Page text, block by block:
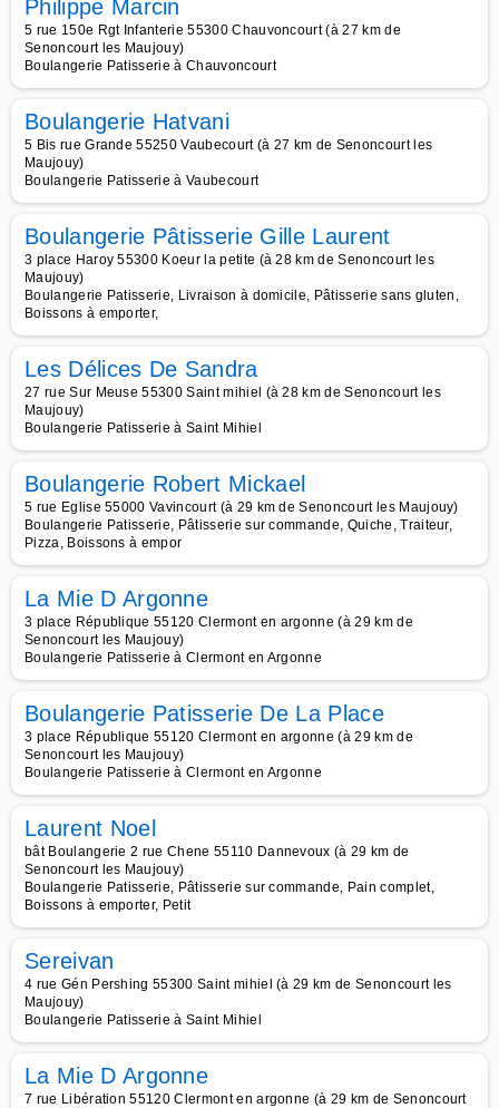
Philippe Marcin
5 rue 150e Rgt Infanterie 55300 Chauvoncourt (à 27 km de
Senoncourt les Maujouy)
Boulangerie Patisserie à Chauvoncourt
Boulangerie Hatvani
5 Bis rue Grande 55250 Vaubecourt (à 27 km de Senoncourt les
Maujouy)
Boulangerie Patisserie à Vaubecourt
Boulangerie Pâtisserie Gille Laurent
3 place Haroy 55300 Koeur la petite (à 28 km de Senoncourt les
Maujouy)
Boulangerie Patisserie, Livraison à domicile, Pâtisserie sans gluten,
Boissons à emporter,
Les Délices De Sandra
27 rue Sur Meuse 55300 Saint mihiel (à 28 km de Senoncourt les
Maujouy)
Boulangerie Patisserie à Saint Mihiel
Boulangerie Robert Mickael
5 rue Eglise 55000 Vavincourt (à 29 km de Senoncourt les Maujouy)
Boulangerie Patisserie, Pâtisserie sur commande, Quiche, Traiteur,
Pizza, Boissons à empor
La Mie D Argonne
3 place République 55120 Clermont en argonne (à 29 km de
Senoncourt les Maujouy)
Boulangerie Patisserie à Clermont en Argonne
Boulangerie Patisserie De La Place
3 place République 55120 Clermont en argonne (à 29 km de
Senoncourt les Maujouy)
Boulangerie Patisserie à Clermont en Argonne
Laurent Noel
bât Boulangerie 2 rue Chene 55110 Dannevoux (à 29 km de
Senoncourt les Maujouy)
Boulangerie Patisserie, Pâtisserie sur commande, Pain complet,
Boissons à emporter, Petit
Sereivan
4 rue Gén Pershing 55300 Saint mihiel (à 29 km de Senoncourt les
Maujouy)
Boulangerie Patisserie à Saint Mihiel
La Mie D Argonne
7 rue Libération 55120 Clermont en argonne (à 29 km de Senoncourt